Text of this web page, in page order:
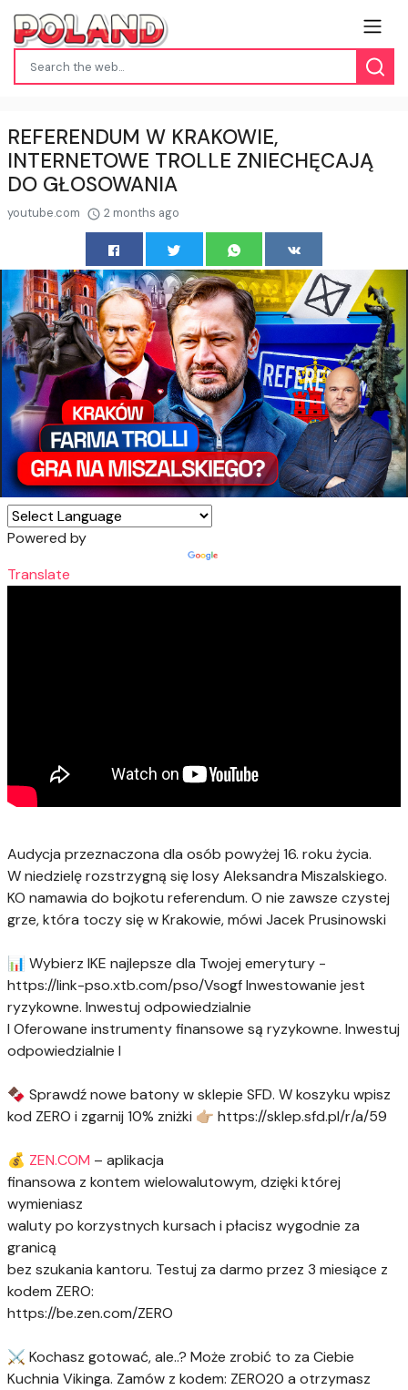
REFERENDUM W KRAKOWIE,
INTERNETOWE TROLLE ZNIECHĘCAJĄ
DO GŁOSOWANIA
youtube.com 2 months ago
Powered by
Translate
Audycja przeznaczona dla osób powyżej 16. roku życia.
W niedzielę rozstrzygną się losy Aleksandra Miszalskiego.
KO namawia do bojkotu referendum. O nie zawsze czystej
grze, która toczy się w Krakowie, mówi Jacek Prusinowski
📊 Wybierz IKE najlepsze dla Twojej emerytury -
https://link-pso.xtb.com/pso/Vsogf Inwestowanie jest
ryzykowne. Inwestuj odpowiedzialnie
I Oferowane instrumenty finansowe są ryzykowne. Inwestuj
odpowiedzialnie I
🍫 Sprawdź nowe batony w sklepie SFD. W koszyku wpisz
kod ZERO i zgarnij 10% zniżki 👉🏼 https://sklep.sfd.pl/r/a/59
💰 ZEN.COM – aplikacja
finansowa z kontem wielowalutowym, dzięki której
wymieniasz
waluty po korzystnych kursach i płacisz wygodnie za
granicą
bez szukania kantoru. Testuj za darmo przez 3 miesiące z
kodem ZERO:
https://be.zen.com/ZERO
⚔️ Kochasz gotować, ale..? Może zrobić to za Ciebie
Kuchnia Vikinga. Zamów z kodem: ZERO20 a otrzymasz